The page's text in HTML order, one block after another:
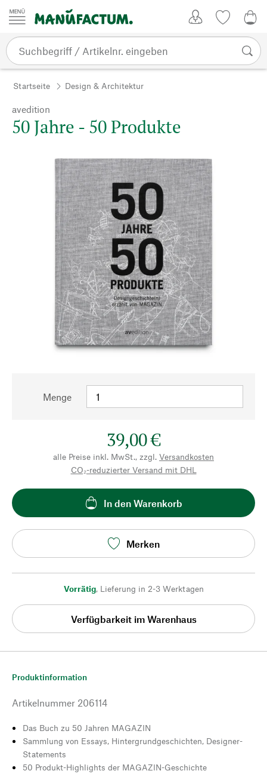
Zum Inhalt springen
Startseite Design & Architektur
avedition
50 Jahre - 50 Produkte
Menge
39,00 €
alle Preise inkl. MwSt., zzgl. Versandkosten
CO₂-reduzierter Versand mit DHL
In den Warenkorb
Merken
Vorrätig, Lieferung in 2-3 Werktagen
Verfügbarkeit im Warenhaus
Produktinformation
Artikelnummer 206114
Das Buch zu 50 Jahren MAGAZIN
Sammlung von Essays, Hintergrundgeschichten, Designer-
Statements
50 Produkt-Highlights der MAGAZIN-Geschichte